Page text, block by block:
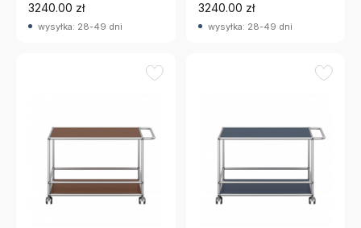
3240.00 zł
wysyłka: 28-49 dni
3240.00 zł
wysyłka: 28-49 dni